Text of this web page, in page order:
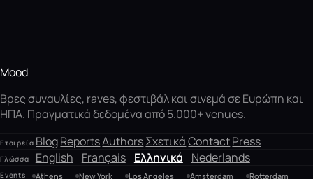
Mood
Βρες συναυλίες, raves, φεστιβάλ και σινεμά σε Ευρώπη και
ΗΠΑ. Πραγματικά δεδομένα από 5.000+ venues.
Εταιρεία BlogReportsAuthorsΣχετικά ContactPress
Γλώσσα English Français Ελληνικά Nederlands
Events Athens New York Los Angeles Amsterdam Rotterdam